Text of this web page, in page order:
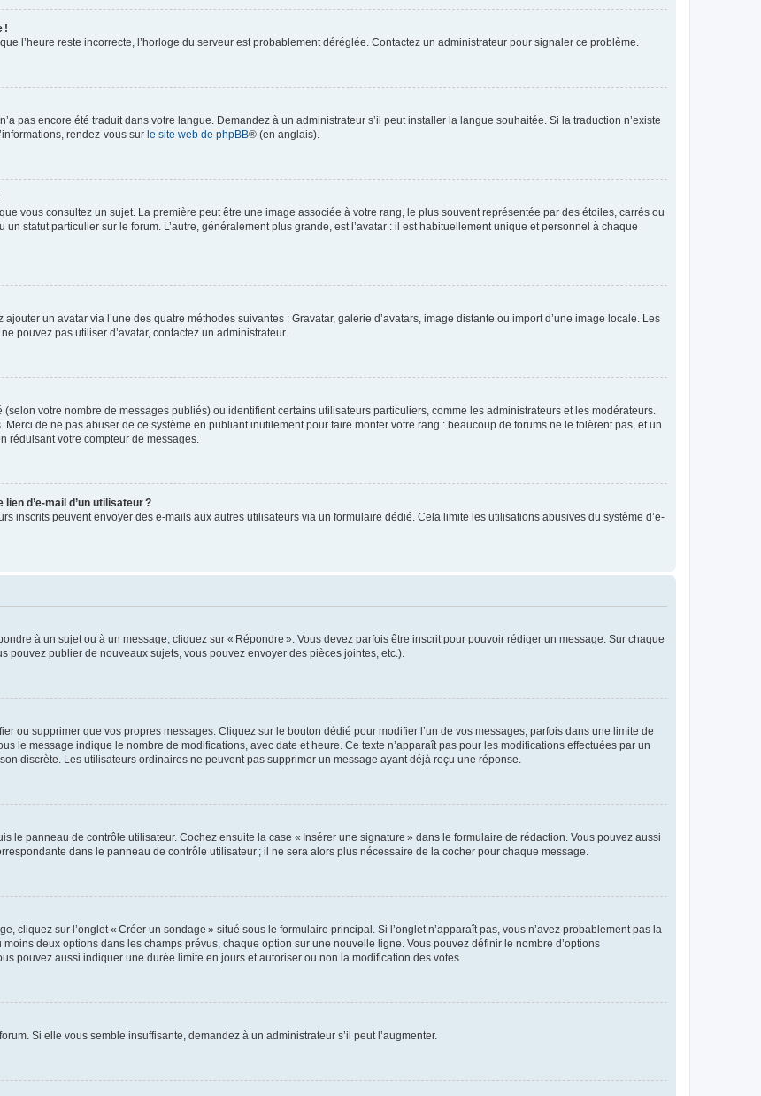
!
l’heure reste incorrecte, l’horloge du serveur est probablement déréglée. Contactez un administrateur pour signaler ce problème.
pas encore été traduit dans votre langue. Demandez à un administrateur s’il peut installer la langue souhaitée. Si la traduction n’existe
rendez-vous sur le site web de phpBB® (en anglais).
vous consultez un sujet. La première peut être une image associée à votre rang, le plus souvent représentée par des étoiles, carrés ou
statut particulier sur le forum. L’autre, généralement plus grande, est l’avatar : il est habituellement unique et personnel à chaque
un avatar via l’une des quatre méthodes suivantes : Gravatar, galerie d’avatars, image distante ou import d’une image locale. Les
pouvez pas utiliser d’avatar, contactez un administrateur.
votre nombre de messages publiés) ou identifient certains utilisateurs particuliers, comme les administrateurs et les modérateurs.
de ne pas abuser de ce système en publiant inutilement pour faire monter votre rang : beaucoup de forums ne le tolèrent pas, et un
réduisant votre compteur de messages.
d’e-mail d’un utilisateur ?
inscrits peuvent envoyer des e-mails aux autres utilisateurs via un formulaire dédié. Cela limite les utilisations abusives du système d’e-
à un sujet ou à un message, cliquez sur « Répondre ». Vous devez parfois être inscrit pour pouvoir rédiger un message. Sur chaque
pouvez publier de nouveaux sujets, vous pouvez envoyer des pièces jointes, etc.).
ou supprimer que vos propres messages. Cliquez sur le bouton dédié pour modifier l’un de vos messages, parfois dans une limite de
le message indique le nombre de modifications, avec date et heure. Ce texte n’apparaît pas pour les modifications effectuées par un
discrète. Les utilisateurs ordinaires ne peuvent pas supprimer un message ayant déjà reçu une réponse.
le panneau de contrôle utilisateur. Cochez ensuite la case « Insérer une signature » dans le formulaire de rédaction. Vous pouvez aussi
dans le panneau de contrôle utilisateur ; il ne sera alors plus nécessaire de la cocher pour chaque message.
cliquez sur l’onglet « Créer un sondage » situé sous le formulaire principal. Si l’onglet n’apparaît pas, vous n’avez probablement pas la
deux options dans les champs prévus, chaque option sur une nouvelle ligne. Vous pouvez définir le nombre d’options
pouvez aussi indiquer une durée limite en jours et autoriser ou non la modification des votes.
Si elle vous semble insuffisante, demandez à un administrateur s’il peut l’augmenter.